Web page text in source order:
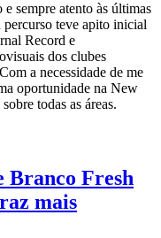
sempre atento às últimas
percurso teve apito inicial
Record e
dos clubes
a necessidade de me
oportunidade na New
todas as áreas.
Branco Fresh
mais